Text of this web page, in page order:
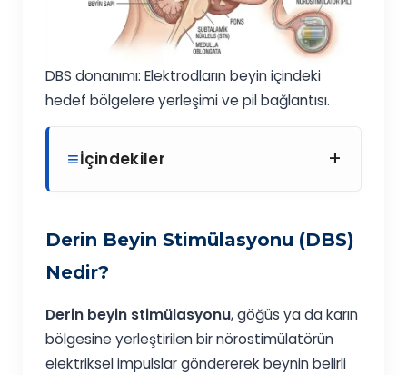
DBS donanımı: Elektrodların beyin içindeki
hedef bölgelere yerleşimi ve pil bağlantısı.
İçindekiler +
Derin Beyin Stimülasyonu (DBS)
Nedir?
Derin beyin stimülasyonu, göğüs ya da karın
bölgesine yerleştirilen bir nörostimülatörün
elektriksel impulslar göndererek beynin belirli